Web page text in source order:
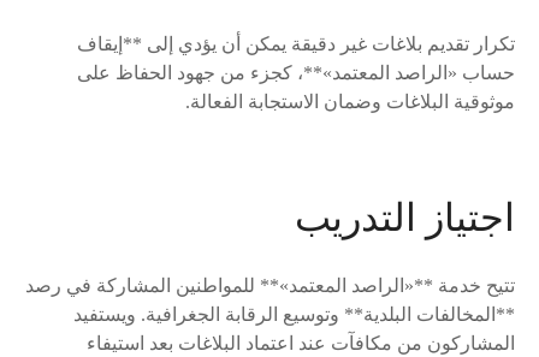
تكرار تقديم بلاغات غير دقيقة يمكن أن يؤدي إلى **إيقاف
حساب «الراصد المعتمد»**، كجزء من جهود الحفاظ على
موثوقية البلاغات وضمان الاستجابة الفعالة.
اجتياز التدريب
تتيح خدمة **«الراصد المعتمد»** للمواطنين المشاركة في رصد
**المخالفات البلدية** وتوسيع الرقابة الجغرافية. ويستفيد
المشاركون من مكافآت عند اعتماد البلاغات بعد استيفاء